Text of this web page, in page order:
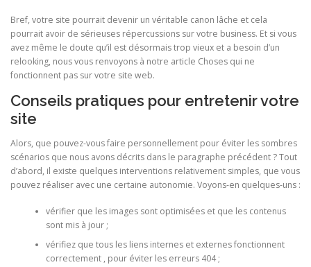
Bref, votre site pourrait devenir un véritable canon lâche et cela
pourrait avoir de sérieuses répercussions sur votre business. Et si vous
avez même le doute qu’il est désormais trop vieux et a besoin d’un
relooking, nous vous renvoyons à notre article Choses qui ne
fonctionnent pas sur votre site web.
Conseils pratiques pour entretenir votre
site
Alors, que pouvez-vous faire personnellement pour éviter les sombres
scénarios que nous avons décrits dans le paragraphe précédent ? Tout
d’abord, il existe quelques interventions relativement simples, que vous
pouvez réaliser avec une certaine autonomie. Voyons-en quelques-uns :
vérifier que les images sont optimisées et que les contenus
sont mis à jour ;
vérifiez que tous les liens internes et externes fonctionnent
correctement , pour éviter les erreurs 404 ;